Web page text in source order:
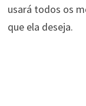
usará todos os
que ela deseja.